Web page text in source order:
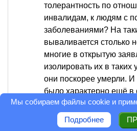
толерантность по
инвалидам, к людям с
заболеваниями? На
вываливается столько
многие в открытую
изолировать их в таких
они поскорее умерли.
было характерно ещё в
время. В больницах
умолчанию относился к
неполноценным,
Мы собираем файлы cookie и
Подробнее